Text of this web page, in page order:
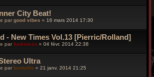
City Beat!
par good vibes « 16 mars 2014 17:30
- New Times Vol.13 [Pierric/Rolland]
parfunkiness « 04 févr. 2014 22:38
Ultra
par bootzilla « 21 janv. 2014 21:25